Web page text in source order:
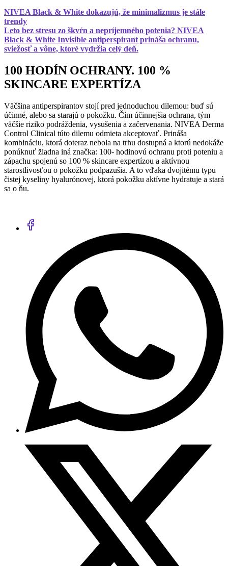
NIVEA Black & White dokazujú, že minimalizmus je stále
trendy
Leto bez stresu zo škvŕn a nepríjemného potenia? NIVEA
Black & White Invisible antiperspirant prináša ochranu,
sviežosť a vône, ktoré vydržia celý deň.
100 HODÍN OCHRANY. 100 %
SKINCARE EXPERTÍZA
Väčšina antiperspirantov stojí pred jednoduchou dilemou: buď sú
účinné, alebo sa starajú o pokožku. Čím účinnejšia ochrana, tým
väčšie riziko podráždenia, vysušenia a začervenania. NIVEA Derma
Control Clinical túto dilemu odmieta akceptovať. Prináša
kombináciu, ktorá doteraz nebola na trhu dostupná a ktorú nedokáže
ponúknuť žiadna iná značka: 100- hodinovú ochranu proti poteniu a
zápachu spojenú so 100 % skincare expertízou a aktívnou
starostlivosťou o pokožku podpazušia. A to vďaka dvojitému typu
čistej kyseliny hyalurónovej, ktorá pokožku aktívne hydratuje a stará
sa o ňu.